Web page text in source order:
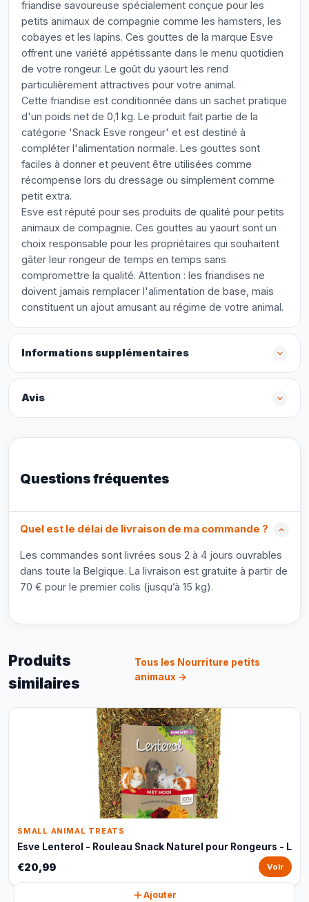
friandise savoureuse spécialement conçue pour les
petits animaux de compagnie comme les hamsters, les
cobayes et les lapins. Ces gouttes de la marque Esve
offrent une variété appétissante dans le menu quotidien
de votre rongeur. Le goût du yaourt les rend
particulièrement attractives pour votre animal.
Cette friandise est conditionnée dans un sachet pratique
d'un poids net de 0,1 kg. Le produit fait partie de la
catégorie 'Snack Esve rongeur' et est destiné à
compléter l'alimentation normale. Les gouttes sont
faciles à donner et peuvent être utilisées comme
récompense lors du dressage ou simplement comme
petit extra.
Esve est réputé pour ses produits de qualité pour petits
animaux de compagnie. Ces gouttes au yaourt sont un
choix responsable pour les propriétaires qui souhaitent
gâter leur rongeur de temps en temps sans
compromettre la qualité. Attention : les friandises ne
doivent jamais remplacer l'alimentation de base, mais
constituent un ajout amusant au régime de votre animal.
Informations supplémentaires
Avis
Questions fréquentes
Quel est le délai de livraison de ma commande ?
Les commandes sont livrées sous 2 à 4 jours ouvrables
dans toute la Belgique. La livraison est gratuite à partir de
70 € pour le premier colis (jusqu’à 15 kg).
Produits
similaires
Tous les Nourriture petits
animaux →
SMALL ANIMAL TREATS
Esve Lenterol - Rouleau Snack Naturel pour Rongeurs - L
€20,99 Voir
Ajouter